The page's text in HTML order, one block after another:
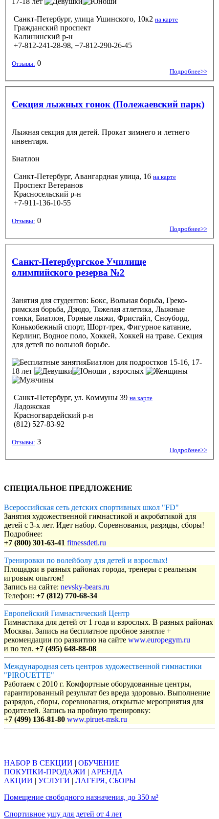
Санкт-Петербург, улица Ушинского, 10к2 на карте
Гражданский проспект
Калининский р-н
+7-812-241-28-98, +7-812-290-26-45
Отзывы: 0
Подробнее>>
Секция лыжных гонок (Полежаевский парк)
Лыжная секция для детей. Прокат зимнего и летнего
инвентаря.
Биатлон
Санкт-Петербург, Авангардная улица, 16 на карте
Проспект Ветеранов
Красносельский р-н
+7-911-136-10-55
Отзывы: 0
Подробнее>>
Санкт-Петербургское Училище
олимпийского резерва №2
Занятия для студентов: Бокс, Вольная борьба, Греко-
римская борьба, Дзюдо, Тяжелая атлетика, Лыжные
гонки, Биатлон, Горные лыжи, Фристайл, Сноуборд,
Конькобежный спорт, Шорт-трек, Фигурное катание,
Керлинг, Водное поло, Хоккей, Хоккей на траве. Секция
для детей по вольной борьбе.
Биатлон для подростков 15-16, 17-
18 лет
, взрослых
Санкт-Петербург, ул. Коммуны 39 на карте
Ладожская
Красногвардейский р-н
(812) 527-83-92
Отзывы: 3
Подробнее>>
СПЕЦИАЛЬНОЕ ПРЕДЛОЖЕНИЕ
Всероссийская сеть детских спортивных школ "FD"
Занятия художественной гимнастикой и акробатикой для
детей с 3-х лет. Идет набор. Соревнования, разряды, сборы!
Подробнее:
+7 (800) 301-63-41 fitnessdeti.ru
Тренировки по волейболу для детей и взрослых!
Площадки в разных районах города, тренеры с реальным
игровым опытом!
Запись на сайте: nevsky-bears.ru
Телефон: +7 (812) 770-68-34
Европейский Гимнастический Центр
Гимнастика для детей от 1 года и взрослых. В разных районах
Москвы. Запись на бесплатное пробное занятие +
рекомендации по развитию на сайте www.europegym.ru
и по тел. +7 (495) 648-88-08
Международная сеть центров художественной гимнастики
"PIROUETTE"
Работаем с 2010 г. Комфортные оборудованные центры,
гарантированный результат без вреда здоровью. Выполнение
разрядов, сборы, соревнования, открытые мероприятия для
родителей. Запись на пробную тренировку:
+7 (499) 136-81-80 www.piruet-msk.ru
НАБОР В СЕКЦИИ | ОБУЧЕНИЕ
ПОКУПКИ-ПРОДАЖИ | АРЕНДА
АКЦИИ | УСЛУГИ | ЛАГЕРЯ, СБОРЫ
Помещение свободного назначения, до 350 м²
Спортивное ушу для детей от 4 лет